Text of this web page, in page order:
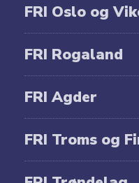
FRI Oslo og
FRI Rogaland
FRI Agder
FRI Troms og